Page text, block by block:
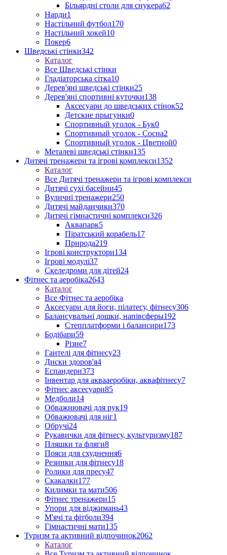
Більярдні столи для снукера62
Нарди1
Настільний футбол170
Настільний хокей10
Покер6
Шведські стінки342
Каталог
Все Шведські стінки
Гладіаторська сітка10
Дерев'яні шведські стінки25
Дерев'яні спортивні куточки138
Аксесуари до шведських стінок52
Детские прыгунки0
Спортивный уголок - Бук0
Спортивный уголок - Сосна2
Спортивный уголок - Цветной0
Металеві шведські стінки135
Дитячі тренажери та ігрові комплекси1352
Каталог
Все Дитячі тренажери та ігрові комплекси
Дитячі сухі басейни45
Вуличні тренажери250
Дитячі майданчики370
Дитячі гімнастичні комплекси326
Аквапарк5
Піратський корабель17
Природа219
Ігрові конструктори134
Ігрові модулі37
Скеледроми для дітей24
Фітнес та аеробіка2643
Каталог
Все Фітнес та аеробіка
Аксесуари для йоги, пілатесу, фітнесу306
Балансувальні дошки, напівсферы192
Степплатформи і балансири173
Бодібари59
Різне7
Гантелі для фітнесу23
Диски здоров'я4
Еспандери373
Інвентар для аквааеробіки, аквафітнесу7
Фітнес аксесуари85
Медболи14
Обважнювачі для рук19
Обважювачі для ніг1
Обручі24
Рукавички для фітнесу, культуризму187
Пляшки та фляги8
Пояси для схуднення6
Резинки для фітнесу18
Ролики для пресу47
Скакалки177
Килимки та мати506
Фітнес тренажери15
Упори для віджимань43
М'ячі та фітболи394
Гімнастичні мати135
Туризм та активний відпочинок2062
Каталог